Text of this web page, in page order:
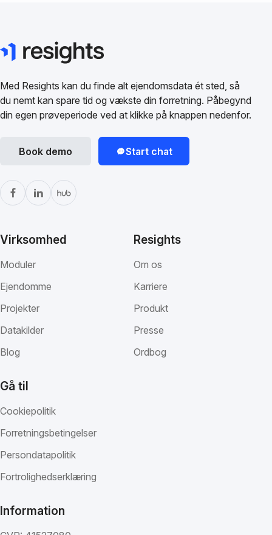
Med Resights kan du finde alt ejendomsdata ét sted, så
du nemt kan spare tid og vækste din forretning. Påbegynd
din egen prøveperiode ved at klikke på knappen nedenfor.
Book demo Start chat
Virksomhed
Moduler
Ejendomme
Projekter
Datakilder
Blog
Resights
Om os
Karriere
Produkt
Presse
Ordbog
Gå til
Cookiepolitik
Forretningsbetingelser
Persondatapolitik
Fortrolighedserklæring
Information